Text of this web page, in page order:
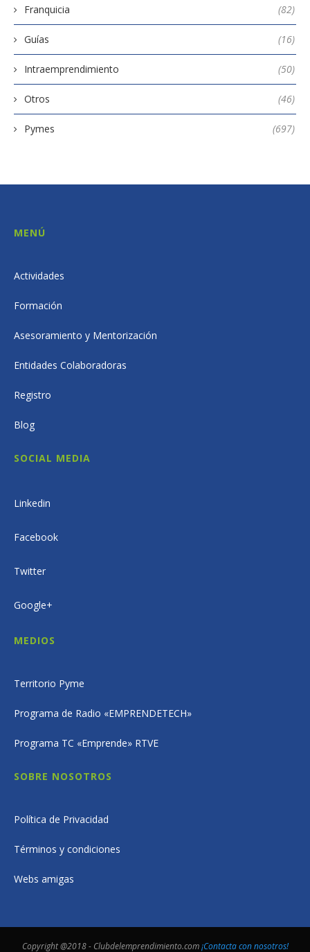
Franquicia (82)
Guías (16)
Intraemprendimiento (50)
Otros (46)
Pymes (697)
MENÚ
Actividades
Formación
Asesoramiento y Mentorización
Entidades Colaboradoras
Registro
Blog
SOCIAL MEDIA
Linkedin
Facebook
Twitter
Google+
MEDIOS
Territorio Pyme
Programa de Radio «EMPRENDETECH»
Programa TC «Emprende» RTVE
SOBRE NOSOTROS
Política de Privacidad
Términos y condiciones
Webs amigas
Copyright @2018 - Clubdelemprendimiento.com¡Contacta con nosotros!